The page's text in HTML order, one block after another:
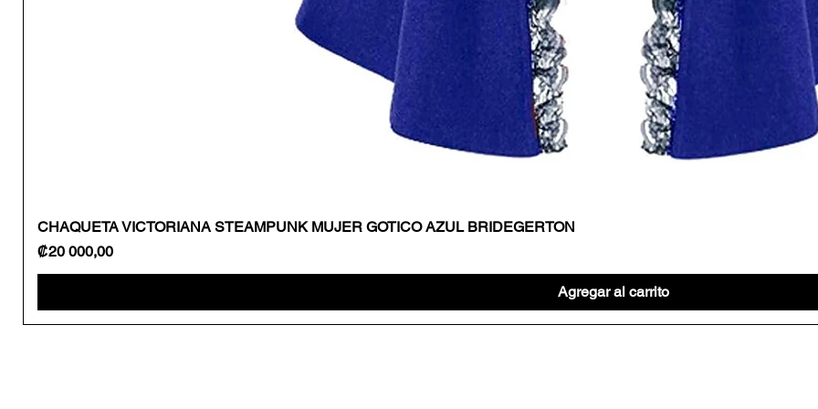
CHAQUETA VICTORIANA STEAMPUNK MUJER GOTICO AZUL BRIDEGERTON
Precio
₡20 000,00
Agregar al carrito